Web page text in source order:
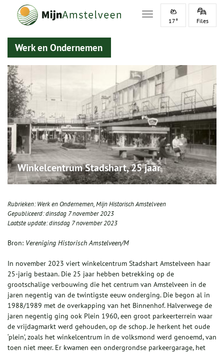
Toggle navigation
17° Files
Werk en Ondernemen
Winkelcentrum Stadshart, 25 jaar
Rubrieken:Werk en Ondernemen,Mijn Historisch Amstelveen
Gepubliceerd:dinsdag 7 november 2023
Laatste update:dinsdag 7 november 2023
Bron: Vereniging Historisch Amstelveen/M
In november 2023 viert winkelcentrum Stadshart Amstelveen haar
25-jarig bestaan. Die 25 jaar hebben betrekking op de
grootschalige verbouwing die het centrum van Amstelveen in de
jaren negentig van de twintigste eeuw onderging. Die begon al in
1988/1989 met de overkapping van het Binnenhof. Halverwege de
jaren negentig ging ook Plein 1960, een groot parkeerterrein waar
de vrijdagmarkt werd gehouden, op de schop. Je herkent het oude
‘plein’, zoals het winkelcentrum in de volksmond werd genoemd, van
toen niet meer. Er kwamen een ondergrondse parkeergarage, het